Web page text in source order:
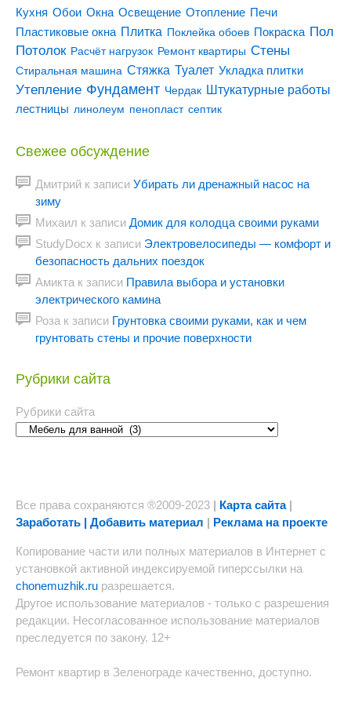
Кухня Обои Окна Освещение Отопление Печи
Пластиковые окна Плитка Поклейка обоев Покраска Пол
Потолок Расчёт нагрузок Ремонт квартиры Стены
Стиральная машина Стяжка Туалет Укладка плитки
Утепление Фундамент Чердак Штукатурные работы
лестницы линолеум пенопласт септик
Свежее обсуждение
Дмитрий к записи Убирать ли дренажный насос на
зиму
Михаил к записи Домик для колодца своими руками
StudyDocx к записи Электровелосипеды — комфорт и
безопасность дальних поездок
Амикта к записи Правила выбора и установки
электрического камина
Роза к записи Грунтовка своими руками, как и чем
грунтовать стены и прочие поверхности
Рубрики сайта
Рубрики сайта
Все права сохраняются ®2009-2023 | Карта сайта|
Заработать | Добавить материал | Реклама на проекте
Копирование части или полных материалов в Интернет с
установкой активной индексируемой гиперссылки на
chonemuzhik.ru разрешается.
Другое использование материалов - только с разрешения
редакции. Несогласованное использование материалов
преследуется по закону. 12+
Ремонт квартир в Зеленограде качественно, доступно.